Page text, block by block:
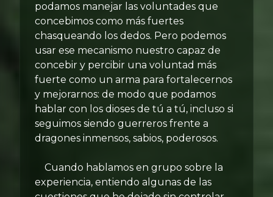
podamos manejar las voluntades que
concebimos como más fuertes
chasqueando los dedos. Pero podemos
usar ese mecanismo nuestro capaz de
concebir y percibir una voluntad más
fuerte como un arma para fortalecernos
y mejorarnos: de modo que podamos
hablar con los dioses de tú a tú, incluso si
seguimos siendo guerreros frente a
dragones inmensos, sabios, poderosos.
Cuando hablamos en grupo sobre la
experiencia, entiendo algunas de las